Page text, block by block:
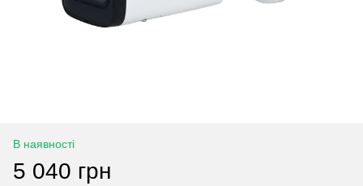
В наявності
5 040 грн